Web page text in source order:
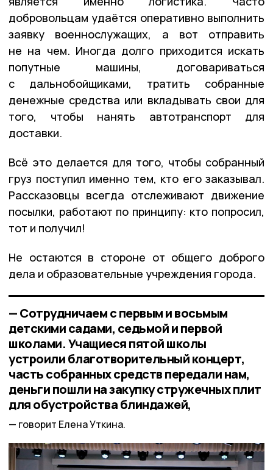
добровольцам удаётся оперативно выполнить
заявку военнослужащих, а вот отправить
не на чем. Иногда долго приходится искать
попутные машины, договариваться
с дальнобойщиками, тратить собранные
денежные средства или вкладывать свои для
того, чтобы нанять автотранспорт для
доставки.
Всё это делается для того, чтобы собранный
груз поступил именно тем, кто его заказывал.
Рассказовцы всегда отслеживают движение
посылки, работают по принципу: кто попросил,
тот и получил!
Не остаются в стороне от общего доброго
дела и образовательные учреждения города.
— Сотрудничаем с первым и восьмым
детскими садами, седьмой и первой
школами. Учащиеся пятой школы
устроили благотворительный концерт,
часть собранных средств передали нам,
деньги пошли на закупку стружечных плит
для обустройства блиндажей,
говорит Елена Уткина.